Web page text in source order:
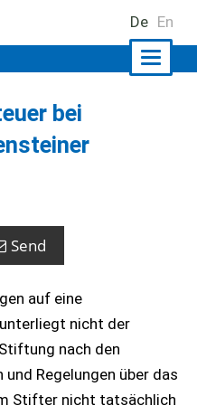
De En
bei
Send
auf eine
nicht der
nach den
Regelungen über das
Stifter nicht tatsächlich